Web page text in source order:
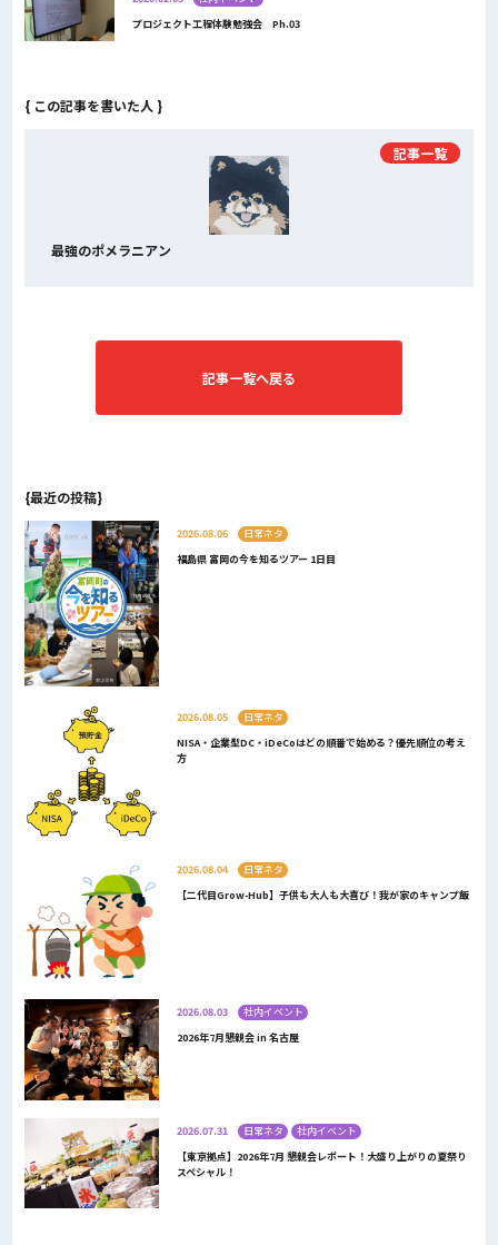
プロジェクト工程体験勉強会 Ph.03
{ この記事を書いた人 }
最強のポメラニアン
記事一覧
記事一覧へ戻る
{最近の投稿}
2026.08.06
日常ネタ
福島県 富岡の今を知るツアー 1日目
2026.08.05
日常ネタ
NISA・企業型DC・iDeCoはどの順番で始める？優先順位の考え
方
2026.08.04
日常ネタ
【二代目Grow-Hub】子供も大人も大喜び！我が家のキャンプ飯
2026.08.03
社内イベント
2026年7月懇親会 in 名古屋
2026.07.31 日常ネタ
社内イベント
【東京拠点】2026年7月 懇親会レポート！大盛り上がりの夏祭り
スペシャル！